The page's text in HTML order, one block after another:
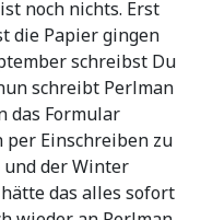
noch nichts. Erst
die Papier gingen
schreibst Du
schreibt Perlman
das Formular
per Einschreiben zu
und der Winter
das alles sofort